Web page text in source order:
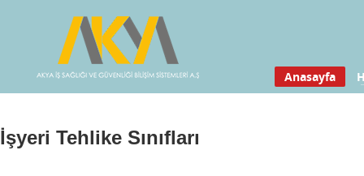
Anasayfa
İşyeri Tehlike Sınıfları